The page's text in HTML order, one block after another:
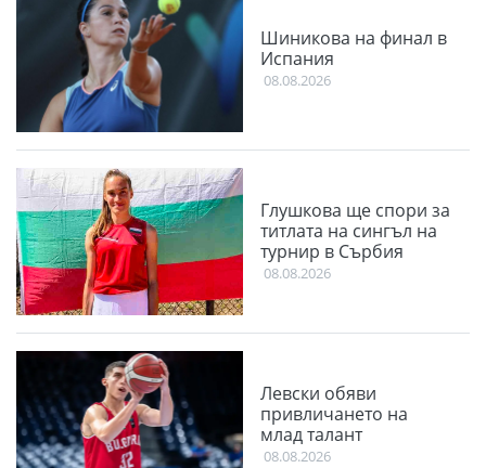
Шиникова на финал в
Испания
08.08.2026
Глушкова ще спори за
титлата на сингъл на
турнир в Сърбия
08.08.2026
Левски обяви
привличането на
млад талант
08.08.2026